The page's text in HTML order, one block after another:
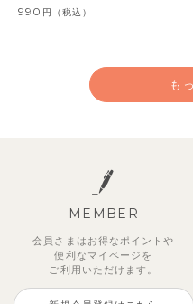
990 円 （税込）
も
MEMBER
会員さまはお得なポイントや
便利な マイページを
ご利用いただけます。